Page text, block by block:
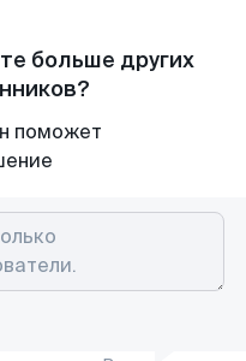
больше других
поможет